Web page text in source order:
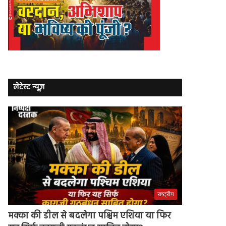
लेटेस्ट न्यूज़
राष्ट्रीय
मक्का की डील से बदलेगा पश्चिम एशिया या फिर